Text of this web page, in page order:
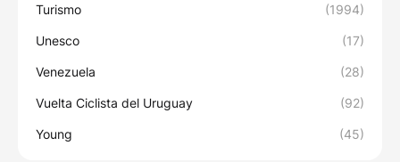
Turismo (1994)
Unesco (17)
Venezuela (28)
Vuelta Ciclista del Uruguay (92)
Young (45)